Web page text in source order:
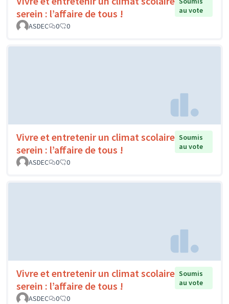
serein : l’affaire de tous !
au vote
ASDEC
0 0
Vivre et entretenir un climat scolaire
serein : l’affaire de tous !
Soumis
au vote
ASDEC
0 0
Vivre et entretenir un climat scolaire
serein : l’affaire de tous !
Soumis
au vote
ASDEC
0 0